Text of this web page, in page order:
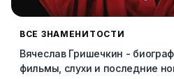
ВСЕ ЗНАМЕНИТОСТИ
Вячеслав Гришечкин -
фильмы, слухи и последние